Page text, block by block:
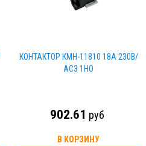
КОНТАКТОР КМН-11810 18А 230В/
АС3 1НO
902.61 руб
В КОРЗИНУ